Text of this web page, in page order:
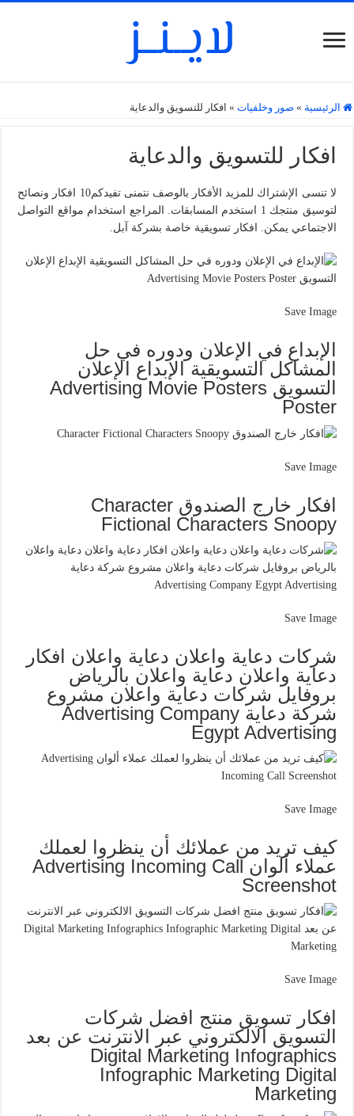
الرئيسية » صور وخلفيات » افكار للتسويق والدعاية
افكار للتسويق والدعاية
لا تنسى الإشتراك للمزيد الأفكار بالوصف نتمنى تفيدكم10 افكار ونصائح
لتوسيق منتجك 1 استخدم المسابقات. المراجع استخدام مواقع التواصل
الاجتماعي يمكن. افكار تسويقية خاصة بشركة آبل.
Save Image
الإبداع في الإعلان ودوره في حل
المشاكل التسويقية الإبداع الإعلان
التسويق Advertising Movie Posters
Poster
Save Image
افكار خارج الصندوق Character
Fictional Characters Snoopy
Save Image
شركات دعاية واعلان دعاية واعلان افكار
دعاية واعلان دعاية واعلان بالرياض
بروفايل شركات دعاية واعلان مشروع
شركة دعاية Advertising Company
Egypt Advertising
Save Image
كيف تريد من عملائك أن ينظروا لعملك
عملاء ألوان Advertising Incoming Call
Screenshot
Save Image
افكار تسويق منتج افضل شركات
التسويق الالكتروني عبر الانترنت عن بعد
Digital Marketing Infographics
Infographic Marketing Digital
Marketing